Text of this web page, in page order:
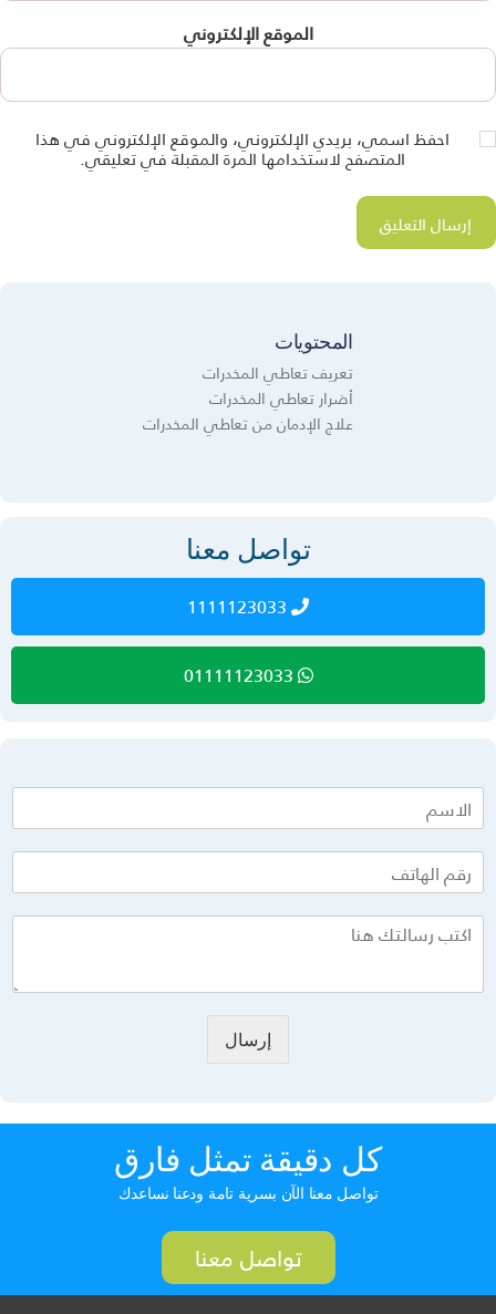
الموقع الإلكتروني
احفظ اسمي، بريدي الإلكتروني، والموقع الإلكتروني في هذا
المتصفح لاستخدامها المرة المقبلة في تعليقي.
المحتويات
تعريف تعاطي المخدرات
أضرار تعاطي المخدرات
علاج الإدمان من تعاطي المخدرات
تواصل معنا
1111123033
01111123033
إرسال
كل دقيقة تمثل فارق
تواصل معنا الآن بسرية تامة ودعنا نساعدك
تواصل معنا